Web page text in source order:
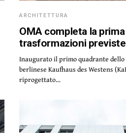
ARCHITETTURA
OMA completa la
trasformazioni previste
Inaugurato il primo quadrante dello
berlinese Kaufhaus des Westens
riprogettato…